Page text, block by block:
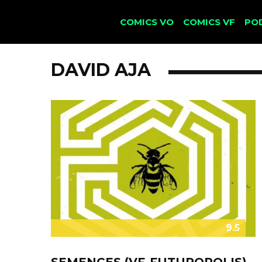
COMICS VO COMICS VF
DAVID AJA
9.5